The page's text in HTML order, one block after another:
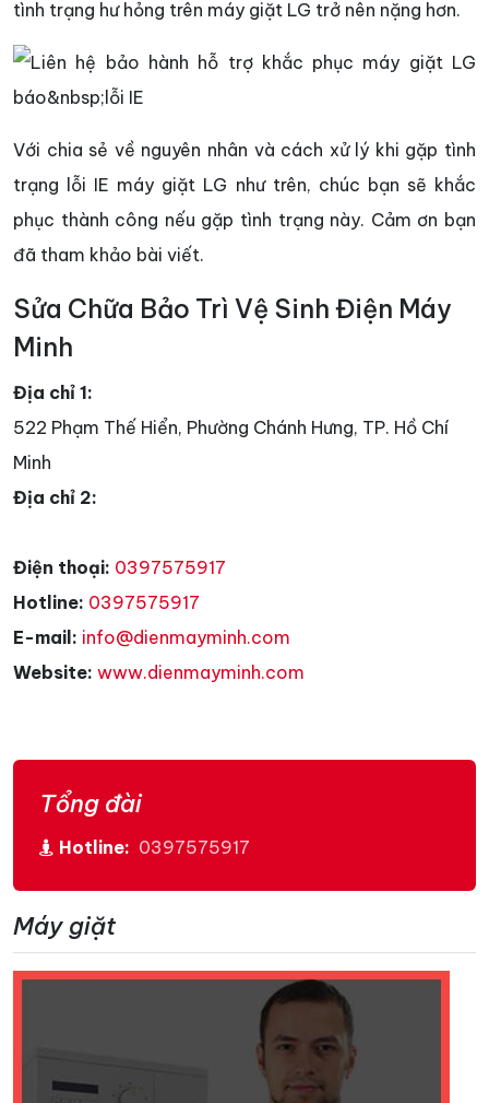
tình trạng hư hỏng trên máy giặt LG trở nên nặng hơn.
Với chia sẻ về nguyên nhân và cách xử lý khi gặp tình
trạng lỗi IE máy giặt LG như trên, chúc bạn sẽ khắc
phục thành công nếu gặp tình trạng này. Cảm ơn bạn
đã tham khảo bài viết.
Sửa Chữa Bảo Trì Vệ Sinh Điện Máy
Minh
Địa chỉ 1:
522 Phạm Thế Hiển, Phường Chánh Hưng, TP. Hồ Chí
Minh
Địa chỉ 2:
Điện thoại: 0397575917
Hotline: 0397575917
E-mail: info@dienmayminh.com
Website: www.dienmayminh.com
Tổng đài
Hotline: 0397575917
Máy giặt